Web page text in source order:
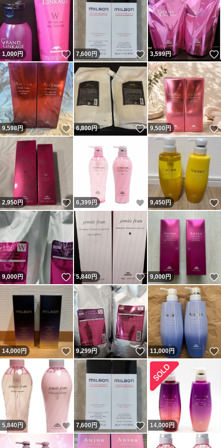
1,000円 いいね！
7,600円 いいね！
3,599円
9,598円 いいね！
6,800円 いいね！
9,500円
2,950円 いいね！
6,399円 いいね！
9,450円
9,000円 いいね！
5,840円 いいね！
9,000円
14,000円 いいね！
9,299円 いいね！
11,000円
5,840円 いいね！
7,600円 いいね！
14,000円